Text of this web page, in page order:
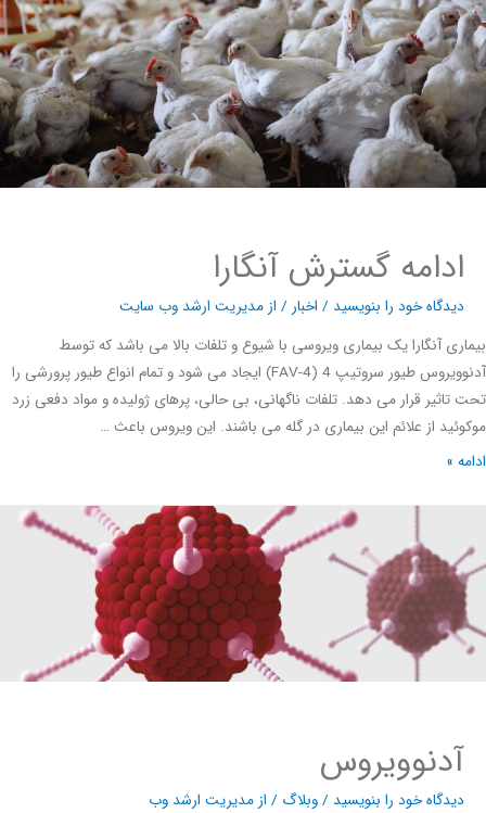
ادامه گسترش آنگارا
دیدگاه‌ خود را بنویسید/اخبار/ از مدیریت ارشد وب سایت
آنگارا یک بیماری ویروسی با شیوع و تلفات بالا می باشد که توسط
آدنوویروس طیور سروتیپ 4 (FAV-4) ایجاد می شود و تمام انواع طیور پرورشی را
قرار می دهد. تلفات ناگهانی، بی حالی، پرهای ژولیده و مواد دفعی زرد
از علائم این بیماری در گله می باشند. این ویروس باعث …
»
آدنوویروس
دیدگاه‌ خود را بنویسید/وبلاگ/ از مدیریت ارشد وب